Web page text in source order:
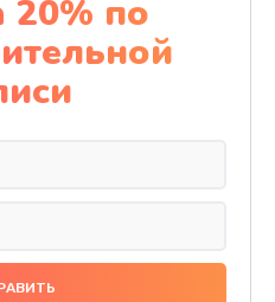
руб.
руб.
20% по